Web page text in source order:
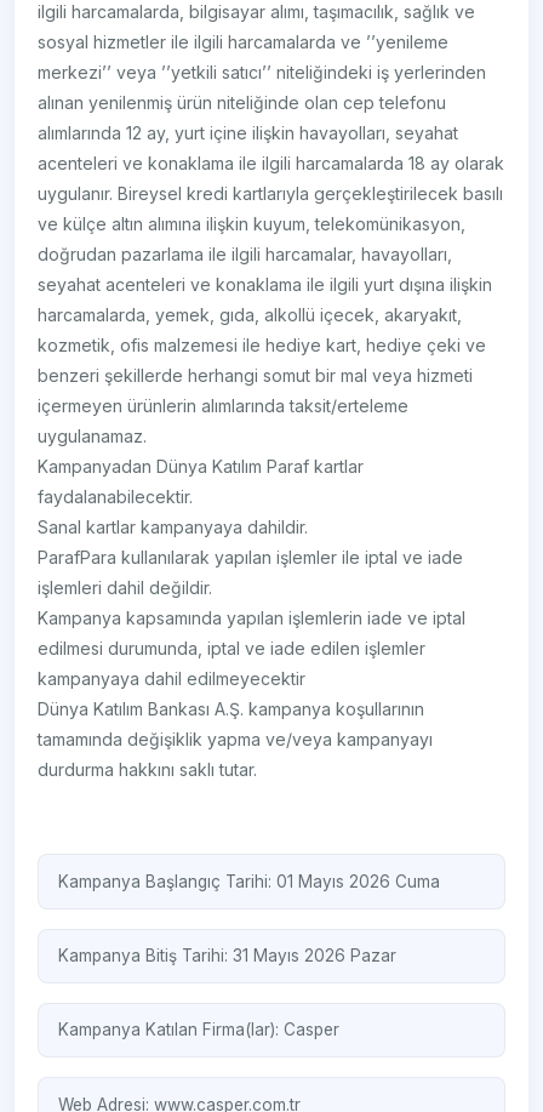
ilgili harcamalarda, bilgisayar alımı, taşımacılık, sağlık ve
sosyal hizmetler ile ilgili harcamalarda ve ’’yenileme
merkezi’’ veya ’’yetkili satıcı’’ niteliğindeki iş yerlerinden
alınan yenilenmiş ürün niteliğinde olan cep telefonu
alımlarında 12 ay, yurt içine ilişkin havayolları, seyahat
acenteleri ve konaklama ile ilgili harcamalarda 18 ay olarak
uygulanır. Bireysel kredi kartlarıyla gerçekleştirilecek basılı
ve külçe altın alımına ilişkin kuyum, telekomünikasyon,
doğrudan pazarlama ile ilgili harcamalar, havayolları,
seyahat acenteleri ve konaklama ile ilgili yurt dışına ilişkin
harcamalarda, yemek, gıda, alkollü içecek, akaryakıt,
kozmetik, ofis malzemesi ile hediye kart, hediye çeki ve
benzeri şekillerde herhangi somut bir mal veya hizmeti
içermeyen ürünlerin alımlarında taksit/erteleme
uygulanamaz.
Kampanyadan Dünya Katılım Paraf kartlar
faydalanabilecektir.
Sanal kartlar kampanyaya dahildir.
ParafPara kullanılarak yapılan işlemler ile iptal ve iade
işlemleri dahil değildir.
Kampanya kapsamında yapılan işlemlerin iade ve iptal
edilmesi durumunda, iptal ve iade edilen işlemler
kampanyaya dahil edilmeyecektir
Dünya Katılım Bankası A.Ş. kampanya koşullarının
tamamında değişiklik yapma ve/veya kampanyayı
durdurma hakkını saklı tutar.
Kampanya Başlangıç Tarihi: 01 Mayıs 2026 Cuma
Kampanya Bitiş Tarihi: 31 Mayıs 2026 Pazar
Kampanya Katılan Firma(lar):Casper
Web Adresi:www.casper.com.tr